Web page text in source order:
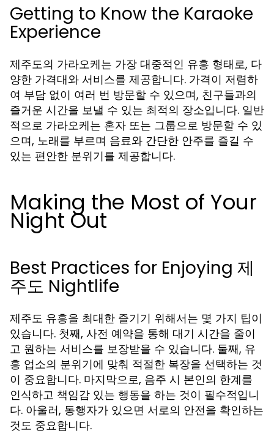
Getting to Know the Karaoke
Experience
제주도의 가라오케는 가장 대중적인 유흥 형태로, 다
양한 가격대와 서비스를 제공합니다. 가격이 저렴하
여 부담 없이 여러 번 방문할 수 있으며, 친구들과의
즐거운 시간을 보낼 수 있는 최적의 장소입니다. 일반
적으로 가라오케는 혼자 또는 그룹으로 방문할 수 있
으며, 노래를 부르며 음료와 간단한 안주를 즐길 수
있는 편안한 분위기를 제공합니다.
Making the Most of Your
Night Out
Best Practices for Enjoying 제
주도 Nightlife
제주도 유흥을 최대한 즐기기 위해서는 몇 가지 팁이
있습니다. 첫째, 사전 예약을 통해 대기 시간을 줄이
고 원하는 서비스를 보장받을 수 있습니다. 둘째, 유
흥 업소의 분위기에 맞춰 적절한 복장을 선택하는 것
이 중요합니다. 마지막으로, 음주 시 본인의 한계를
인식하고 책임감 있는 행동을 하는 것이 필수적입니
다. 아울러, 동행자가 있으면 서로의 안전을 확인하는
것도 중요합니다.